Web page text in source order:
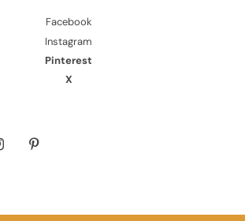
Facebook
Instagram
Pinterest
X